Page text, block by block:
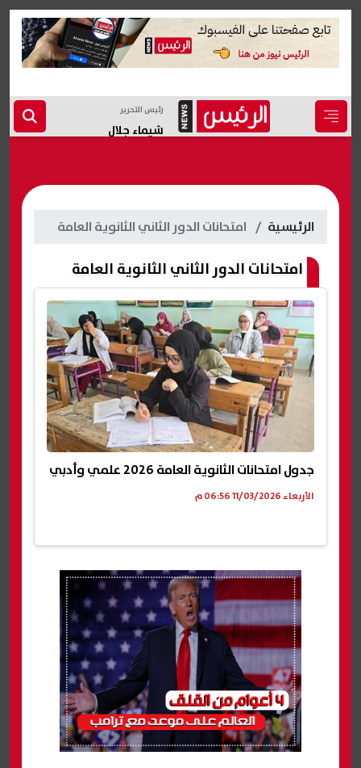
رئيس التحرير
شيماء جلال
الرئيسية امتحانات الدور الثاني الثانوية العامة
امتحانات الدور الثاني الثانوية العامة
جدول امتحانات الثانوية العامة 2026 علمي وأدبي
الأربعاء 11/03/2026 06:56 م